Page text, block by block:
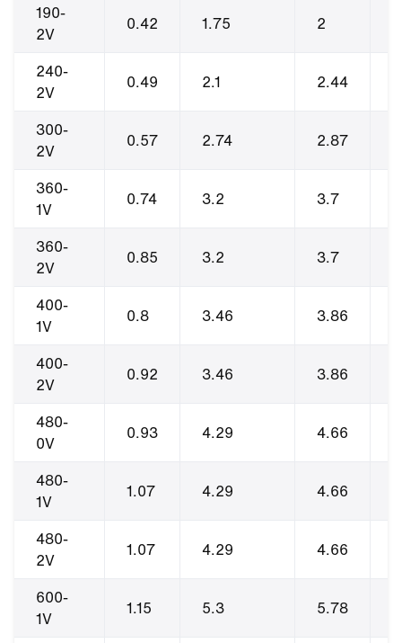
190-
2V
0.42 1.75 2
240-
2V
0.49 2.1 2.44
300-
2V
0.57 2.74 2.87
360-
1V
0.74 3.2 3.7
360-
2V
0.85 3.2 3.7
400-
1V
0.8 3.46 3.86
400-
2V
0.92 3.46 3.86
480-
0V
0.93 4.29 4.66
480-
1V
1.07 4.29 4.66
480-
2V
1.07 4.29 4.66
600-
1V
1.15 5.3 5.78